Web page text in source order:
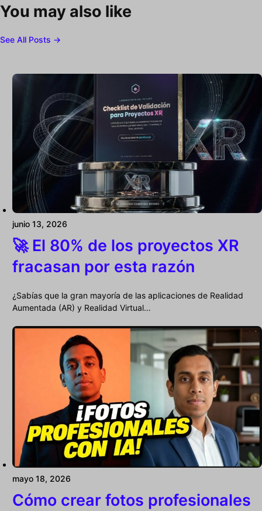
You may also like
See All Posts →
junio 13, 2026
🚀 El 80% de los proyectos XR
fracasan por esta razón
¿Sabías que la gran mayoría de las aplicaciones de Realidad
Aumentada (AR) y Realidad Virtual…
mayo 18, 2026
Cómo crear fotos profesionales